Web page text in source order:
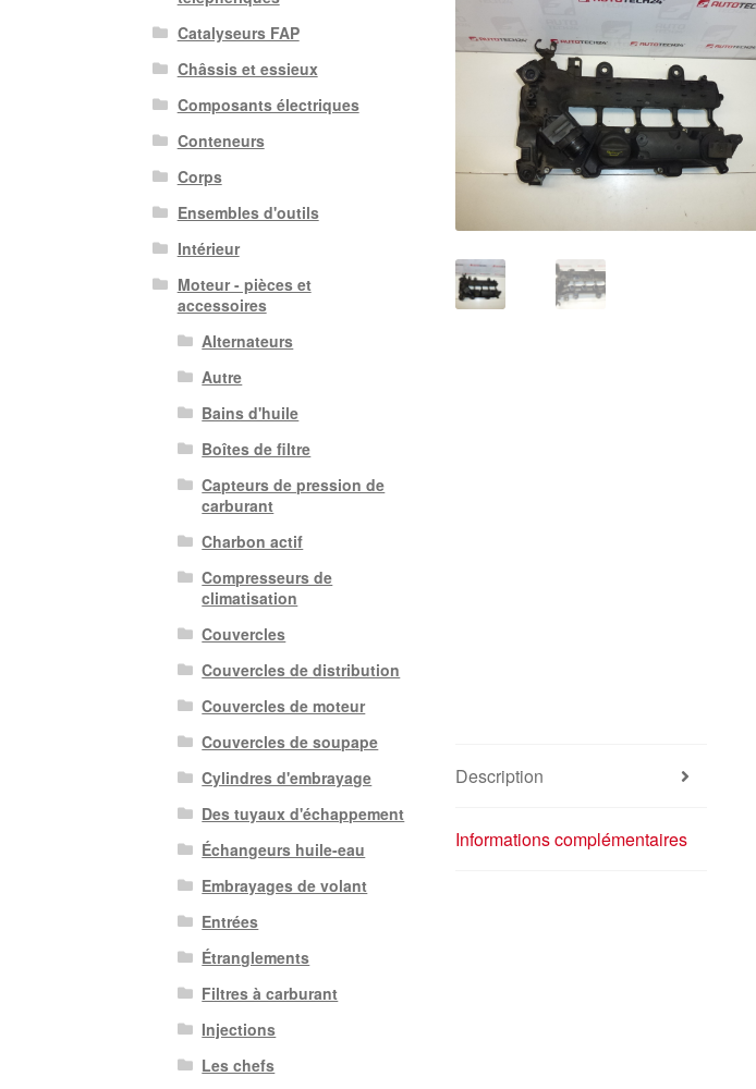
Description
Informations complémentaires
Catalyseurs FAP
Châssis et essieux
Composants électriques
Conteneurs
Corps
Ensembles d'outils
Intérieur
Moteur - pièces et
accessoires
Alternateurs
Autre
Bains d'huile
Boîtes de filtre
Capteurs de pression de
carburant
Charbon actif
Compresseurs de
climatisation
Couvercles
Couvercles de distribution
Couvercles de moteur
Couvercles de soupape
Cylindres d'embrayage
Des tuyaux d'échappement
Échangeurs huile-eau
Embrayages de volant
Entrées
Étranglements
Filtres à carburant
Injections
Les chefs